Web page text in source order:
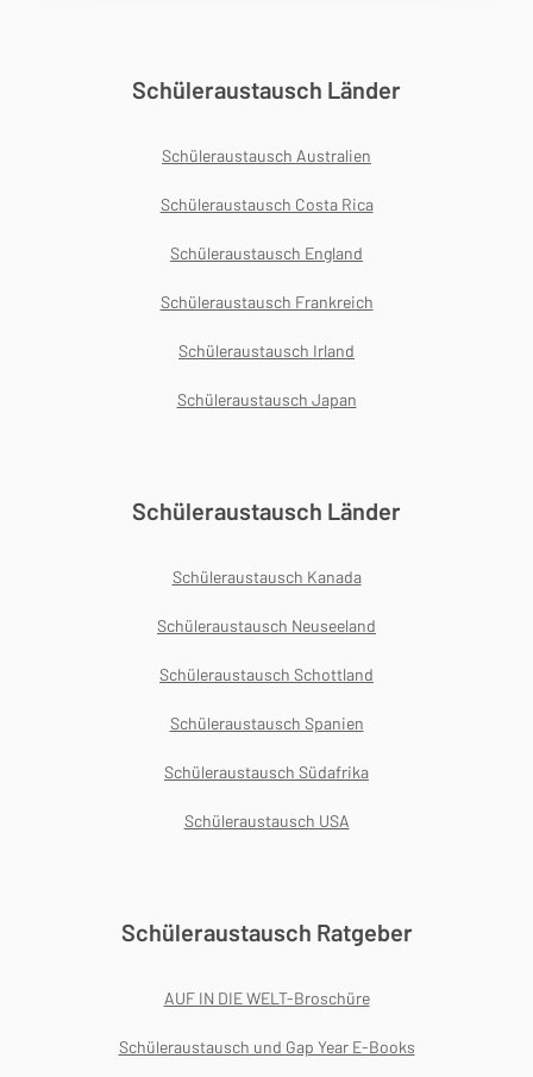
Schüleraustausch Länder
Schüleraustausch Australien
Schüleraustausch Costa Rica
Schüleraustausch England
Schüleraustausch Frankreich
Schüleraustausch Irland
Schüleraustausch Japan
Schüleraustausch Länder
Schüleraustausch Kanada
Schüleraustausch Neuseeland
Schüleraustausch Schottland
Schüleraustausch Spanien
Schüleraustausch Südafrika
Schüleraustausch USA
Schüleraustausch Ratgeber
AUF IN DIE WELT-Broschüre
Schüleraustausch und Gap Year E-Books